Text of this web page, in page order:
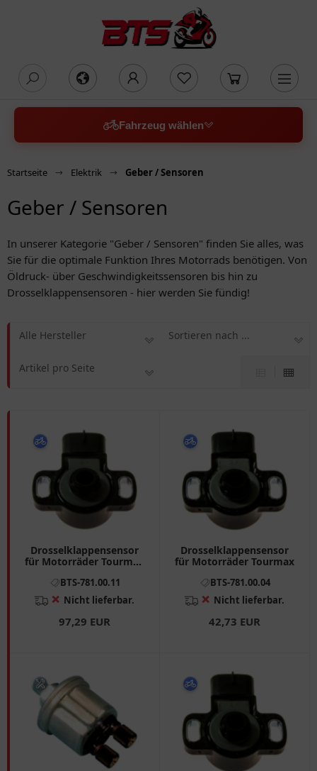
Fahrzeug wählen
Startseite Elektrik Geber / Sensoren
Geber / Sensoren
In unserer Kategorie "Geber / Sensoren" finden Sie alles, was
Sie für die optimale Funktion Ihres Motorrads benötigen. Von
Öldruck- über Geschwindigkeitssensoren bis hin zu
Drosselklappensensoren - hier werden Sie fündig!
Alle Hersteller Sortieren nach ...
Artikel pro Seite
Drosselklappensensor
für Motorräder Tourmax
BTS-781.00.11
❌ Nicht lieferbar.
97,29 EUR
Drosselklappensensor
für Motorräder Tourmax
BTS-781.00.04
❌ Nicht lieferbar.
42,73 EUR